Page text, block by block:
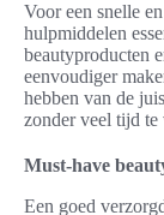
Voor een snelle
hulpmiddelen
beautyproducten
eenvoudiger
hebben van de
zonder veel tijd te
Must-have
Een goed